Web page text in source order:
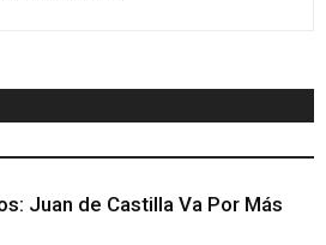
Juan de Castilla Va Por Más